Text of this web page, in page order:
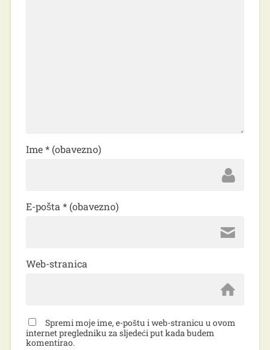
Ime* (obavezno)
E-pošta * (obavezno)
Web-stranica
Spremi moje ime, e-poštu i web-stranicu u ovom
internet pregledniku za sljedeći put kada budem
komentirao.